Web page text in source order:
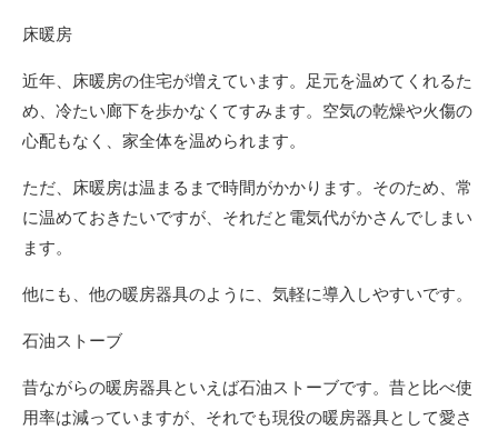
床暖房
近年、床暖房の住宅が増えています。足元を温めてくれるた
め、冷たい廊下を歩かなくてすみます。空気の乾燥や火傷の
心配もなく、家全体を温められます。
ただ、床暖房は温まるまで時間がかかります。そのため、常
に温めておきたいですが、それだと電気代がかさんでしまい
ます。
他にも、他の暖房器具のように、気軽に導入しやすいです。
石油ストーブ
昔ながらの暖房器具といえば石油ストーブです。昔と比べ使
用率は減っていますが、それでも現役の暖房器具として愛さ